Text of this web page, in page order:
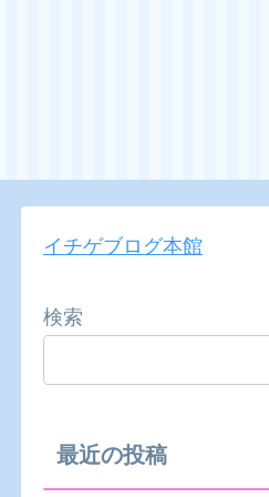
イチゲブログ本館
検索
最近の投稿